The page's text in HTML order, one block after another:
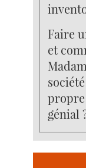
Faire
et
génial